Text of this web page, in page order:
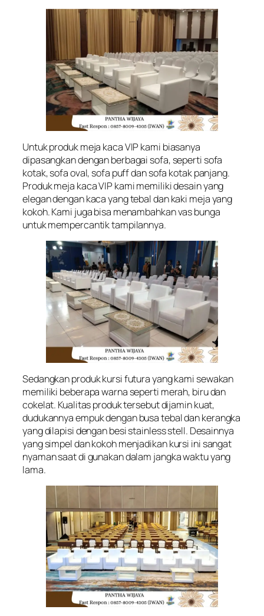
Untuk produk meja kaca VIP kami biasanya
dipasangkan dengan berbagai sofa, seperti sofa
kotak, sofa oval, sofa puff dan sofa kotak panjang.
Produk meja kaca VIP kami memiliki desain yang
elegan dengan kaca yang tebal dan kaki meja yang
kokoh. Kami juga bisa menambahkan vas bunga
untuk mempercantik tampilannya.
Sedangkan produk kursi futura yang kami sewakan
memiliki beberapa warna seperti merah, biru dan
cokelat. Kualitas produk tersebut dijamin kuat,
dudukannya empuk dengan busa tebal dan kerangka
yang dilapisi dengan besi stainless stell. Desainnya
yang simpel dan kokoh menjadikan kursi ini sangat
nyaman saat di gunakan dalam jangka waktu yang
lama.